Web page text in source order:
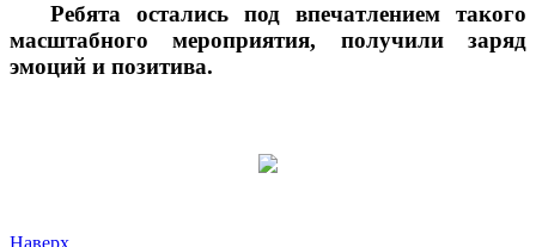
Ребята остались под впечатлением такого
масштабного мероприятия, получили заряд
эмоций и позитива.
Наверх